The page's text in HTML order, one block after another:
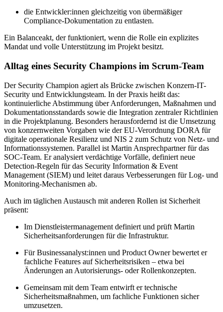
die Entwickler:innen gleichzeitig von übermäßiger
Compliance-Dokumentation zu entlasten.
Ein Balanceakt, der funktioniert, wenn die Rolle ein explizites
Mandat und volle Unterstützung im Projekt besitzt.
Alltag eines Security Champions im Scrum-Team
Der Security Champion agiert als Brücke zwischen Konzern-IT-
Security und Entwicklungsteam. In der Praxis heißt das:
kontinuierliche Abstimmung über Anforderungen, Maßnahmen und
Dokumentationsstandards sowie die Integration zentraler Richtlinien
in die Projektplanung. Besonders herausfordernd ist die Umsetzung
von konzernweiten Vorgaben wie der EU-Verordnung DORA für
digitale operationale Resilienz und NIS 2 zum Schutz von Netz- und
Informationssystemen. Parallel ist Martin Ansprechpartner für das
SOC-Team. Er analysiert verdächtige Vorfälle, definiert neue
Detection-Regeln für das Security Information & Event
Management (SIEM) und leitet daraus Verbesserungen für Log- und
Monitoring-Mechanismen ab.
Auch im täglichen Austausch mit anderen Rollen ist Sicherheit
präsent:
Im Dienstleistermanagement definiert und prüft Martin
Sicherheitsanforderungen für die Infrastruktur.
Für Businessanalyst:innen und Product Owner bewertet er
fachliche Features auf Sicherheitsrisiken – etwa bei
Änderungen an Autorisierungs- oder Rollenkonzepten.
Gemeinsam mit dem Team entwirft er technische
Sicherheitsmaßnahmen, um fachliche Funktionen sicher
umzusetzen.